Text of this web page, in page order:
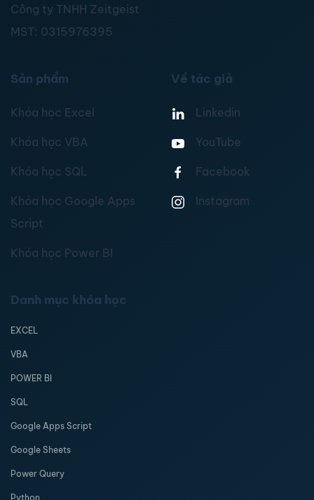
Công ty TNHH Zeitgeist
MST: 0315976395
Sản phẩm
Khóa học Excel
Khóa học VBA
Khóa học SQL
Khóa học Google Apps
Script
Khóa học Power BI
Về tác giả
Linkedin
YouTube
Facebook
Instagram
Danh mục khóa học
EXCEL
VBA
POWER BI
SQL
Google Apps Script
Google Sheets
Power Query
Python